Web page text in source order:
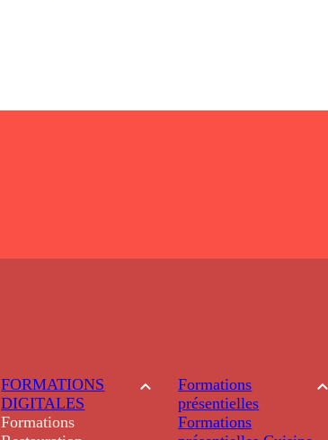
FORMATIONS
DIGITALES
Formations
Formations
présentielles
Formations